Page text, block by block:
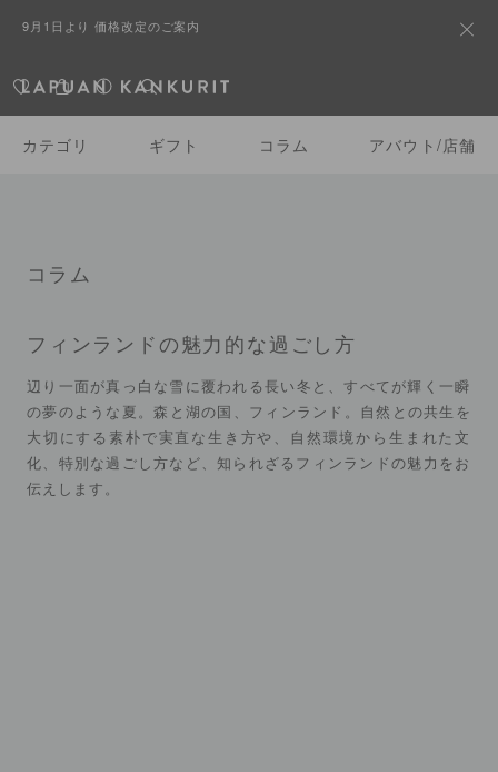
9月1日より 価格改定のご案内
カテゴリ ギフト コラム アバウト/店舗
コラム
フィンランドの魅力的な過ごし方
辺り一面が真っ白な雪に覆われる長い冬と、すべてが輝く一瞬
の夢のような夏。森と湖の国、フィンランド。自然との共生を
大切にする素朴で実直な生き方や、自然環境から生まれた文
化、特別な過ごし方など、知られざるフィンランドの魅力をお
伝えします。
すべて カテゴリ一覧